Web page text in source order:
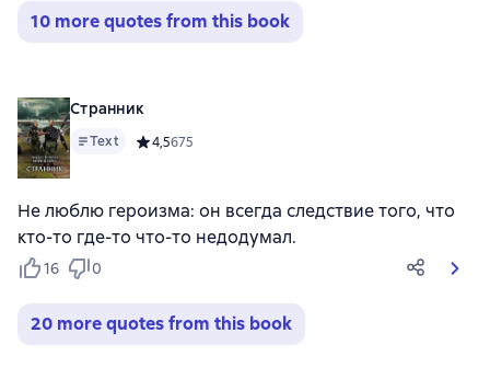
10 more quotes from this book
Странник
Text Средний рейтинг 4,5 на основе 675 оценок
4,5675
Не люблю героизма: он всегда следствие того, что
кто-то где-то что-то недодумал.
16 0
20 more quotes from this book